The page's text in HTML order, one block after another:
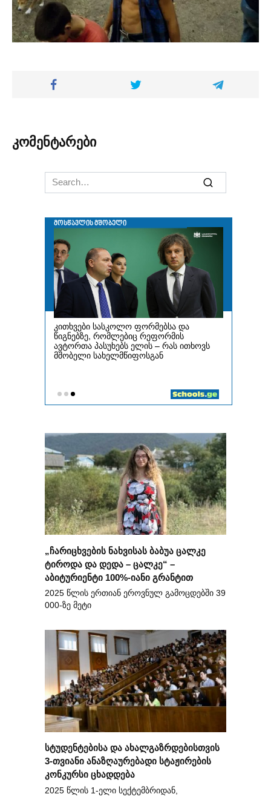
კომენტარები
Search
for:
„ჩარიცხვების ნახვისას ბაბუა ცალკე
ტიროდა და დედა – ცალკე“ –
აბიტურიენტი 100%-იანი გრანტით
2025 წლის ერთიან ეროვნულ გამოცდებში 39
000-ზე მეტი
სტუდენტებისა და ახალგაზრდებისთვის
3-თვიანი ანაზღაურებადი სტაჟირების
კონკურსი ცხადდება
2025 წლის 1-ელი სექტემბრიდან,